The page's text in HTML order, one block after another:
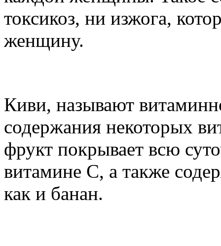
токсикоз, ни изжога,
женщину.
Киви, называют
содержания некоторых
фрукт покрывает всю
витамине С, а также
как и банан.